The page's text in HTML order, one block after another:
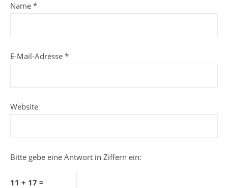
Name *
E-Mail-Adresse *
Website
Bitte gebe eine Antwort in Ziffern ein:
11 + 17 =